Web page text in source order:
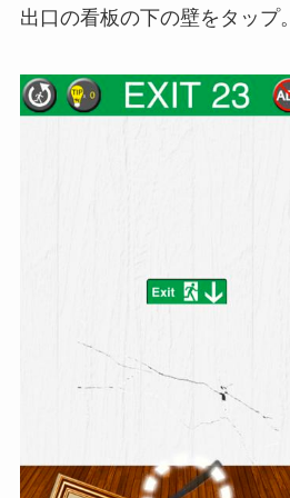
出口の看板の下の壁をタップ。